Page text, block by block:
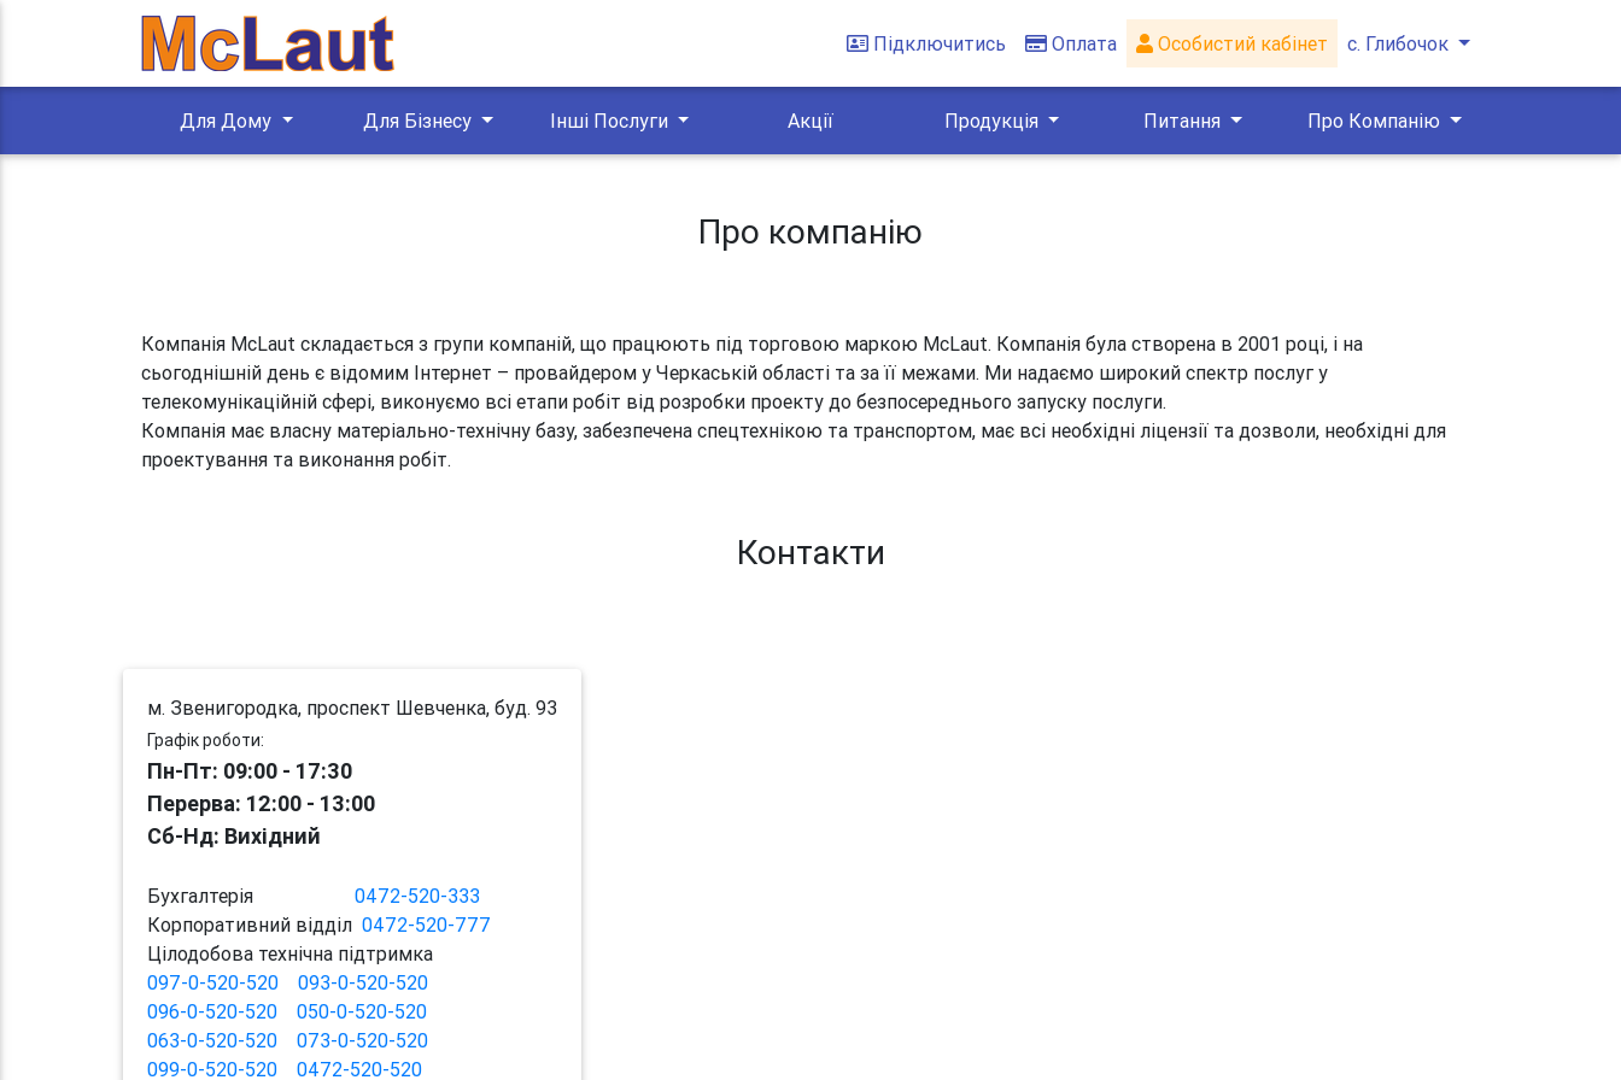
Підключитись Оплата Особистий кабінет с. Глибочок
Для Дому Для Бізнесу Інші Послуги Акції Продукція Питання Про Компанію
Про компанію
Компанія McLaut складається з групи компаній, що працюють під торговою маркою McLaut. Компанія була створена в 2001 році, і на
сьогоднішній день є відомим Інтернет – провайдером у Черкаській області та за її межами. Ми надаємо широкий спектр послуг у
телекомунікаційній сфері, виконуємо всі етапи робіт від розробки проекту до безпосереднього запуску послуги.
Компанія має власну матеріально-технічну базу, забезпечена спецтехнікою та транспортом, має всі необхідні ліцензії та дозволи, необхідні для
проектування та виконання робіт.
Контакти
м. Звенигородка, проспект Шевченка, буд. 93
Графік роботи:
Пн-Пт: 09:00 - 17:30
Перерва: 12:00 - 13:00
Сб-Нд: Вихідний
Бухгалтерія 0472-520-333
Корпоративний відділ 0472-520-777
Цілодобова технічна підтримка
097-0-520-520
093-0-520-520
096-0-520-520
050-0-520-520
063-0-520-520
073-0-520-520
099-0-520-520
0472-520-520